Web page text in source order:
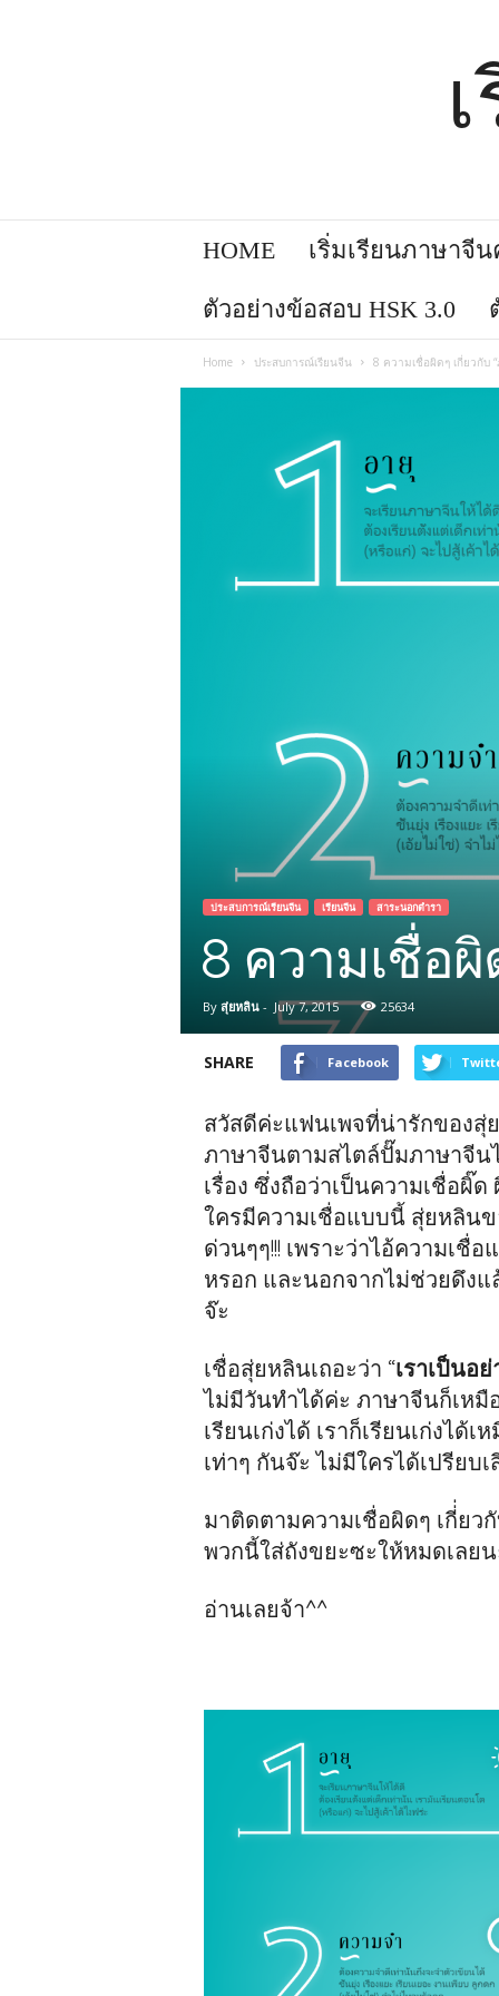
HOME เริ่มเรียนภาษาจี
ตัวอย่างข้อสอบ HSK 3.0
Home ประสบการณ์เรียนจีน 8 ความเชื่อผิดๆ เกี่ยวกับ
ประสบการณ์เรียนจีน เรียนจีน สาระนอกตำรา
8 ความเชื่อผิ
By สุ่ยหลิน- July 7, 2015 25634
SHARE Facebook
สวัสดีค่ะแฟนเพจที่น่ารักของสุ่
ภาษาจีนตามสไตล์ปั๊มภาษาจีน
เรื่อง ซึ่งถือว่าเป็นความเชื่อผิ๊
ใครมีความเชื่อแบบนี้ สุ่ยหลิน
ด่วนๆๆ!!! เพราะว่าไอ้ความเชื่
หรอก และนอกจากไม่ช่วยดึง
จ๊ะ
เชื่อสุ่ยหลินเถอะว่า “เราเป็นอ
ไม่มีวันทำได้ค่ะ ภาษาจีนก็เห
เรียนเก่งได้ เราก็เรียนเก่งได้
เท่าๆ กันจ๊ะ ไม่มีใครได้เปรียบ
มาติดตามความเชื่อผิดๆ เกี่่ย
พวกนี้ใส่ถังขยะซะให้หมดเลย
อ่านเลยจ้า^^